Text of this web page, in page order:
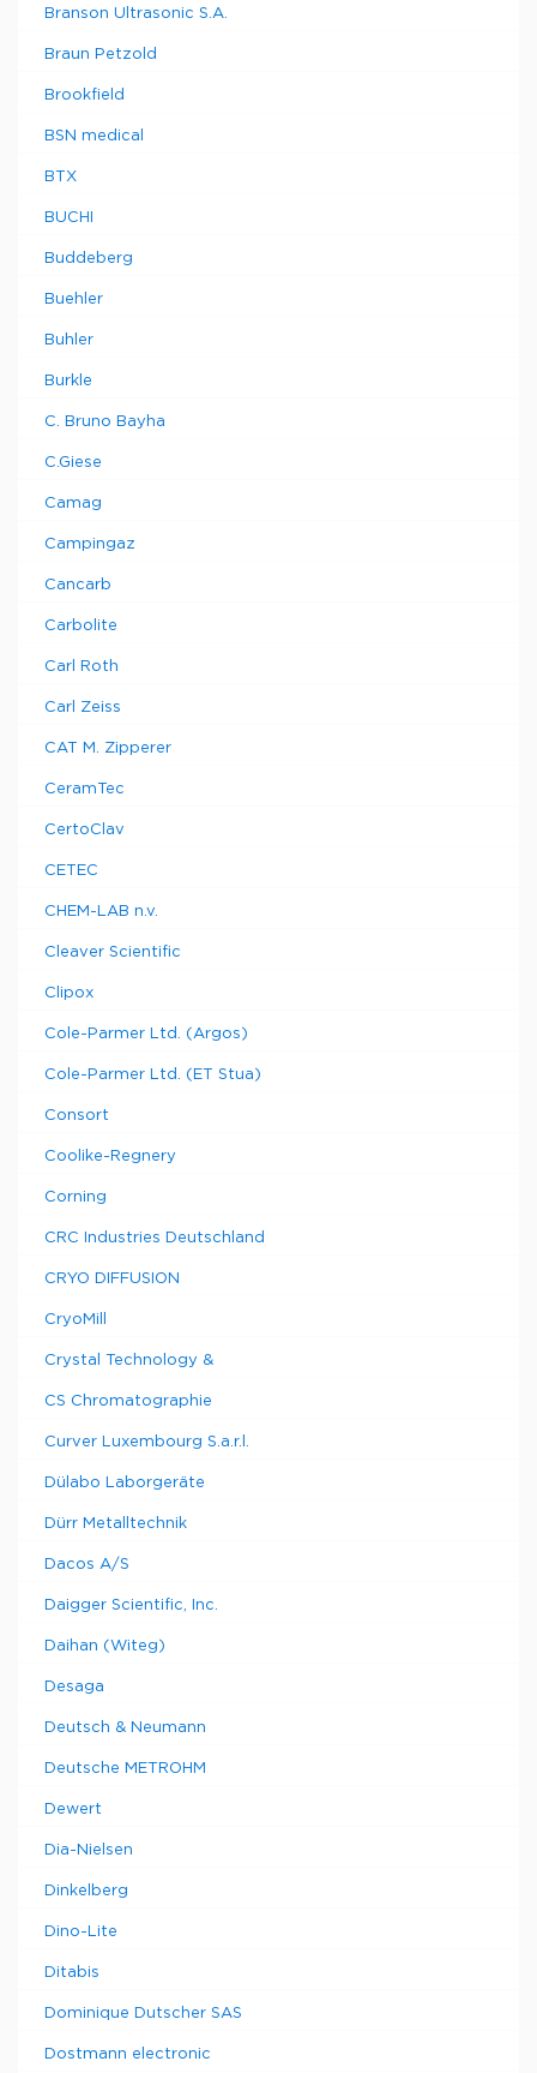
Branson Ultrasonic S.A.
Braun Petzold
Brookfield
BSN medical
BTX
BUCHI
Buddeberg
Buehler
Buhler
Burkle
C. Bruno Bayha
C.Giese
Camag
Campingaz
Cancarb
Carbolite
Carl Roth
Carl Zeiss
CAT M. Zipperer
CeramTec
CertoClav
CETEC
CHEM-LAB n.v.
Cleaver Scientific
Clipox
Cole-Parmer Ltd. (Argos)
Cole-Parmer Ltd. (ET Stua)
Consort
Coolike-Regnery
Corning
CRC Industries Deutschland
CRYO DIFFUSION
CryoMill
Crystal Technology &
CS Chromatographie
Curver Luxembourg S.a.r.l.
Dülabo Laborgeräte
Dürr Metalltechnik
Dacos A/S
Daigger Scientific, Inc.
Daihan (Witeg)
Desaga
Deutsch & Neumann
Deutsche METROHM
Dewert
Dia-Nielsen
Dinkelberg
Dino-Lite
Ditabis
Dominique Dutscher SAS
Dostmann electronic